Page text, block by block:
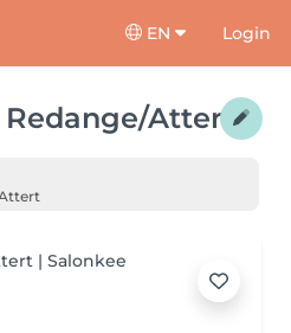
EN Login
Redange/Attert